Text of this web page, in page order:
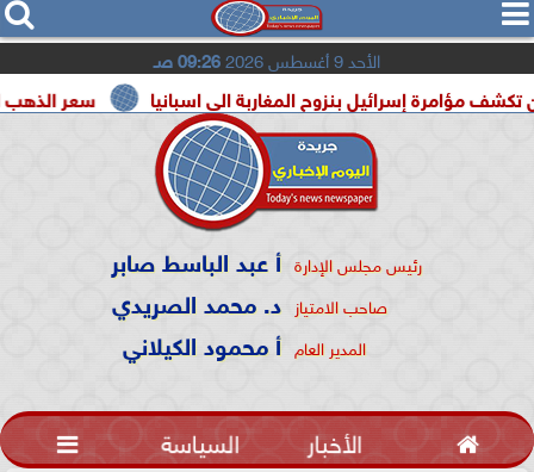
  
الأحد 9 أغسطس 2026 09:26 صـ
سعر الذهب اليوم السبت 8 أغسطس 2026 في بنزوح المغاربة الى اسبانيا
رئيس مجلس الإدارة أ عبد الباسط صابر
صاحب الامتياز د. محمد الصريدي
المدير العام أ محمود الكيلاني
 الأخبار السياسة 